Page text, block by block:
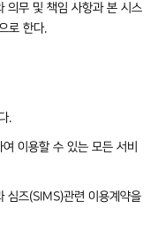
의무 및 책임 사항과 본 시스
로 한다.
.
이용할 수 있는 모든 서비
심즈(SIMS)관련 이용계약을